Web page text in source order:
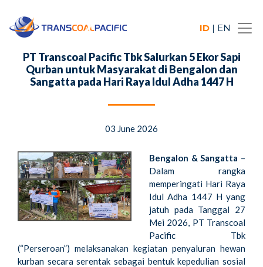
ID | EN
PT Transcoal Pacific Tbk Salurkan 5 Ekor Sapi
Qurban untuk Masyarakat di Bengalon dan
Sangatta pada Hari Raya Idul Adha 1447 H
03 June 2026
Bengalon & Sangatta –
Dalam rangka
memperingati Hari Raya
Idul Adha 1447 H yang
jatuh pada Tanggal 27
Mei 2026, PT Transcoal
Pacific Tbk
(“Perseroan”) melaksanakan kegiatan penyaluran hewan
kurban secara serentak sebagai bentuk kepedulian sosial